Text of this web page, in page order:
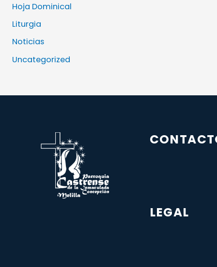
Hoja Dominical
Liturgia
Noticias
Uncategorized
LEGAL